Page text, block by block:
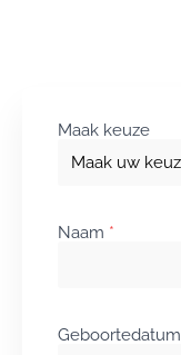
Maak keuze
Naam *
Geboortedatum